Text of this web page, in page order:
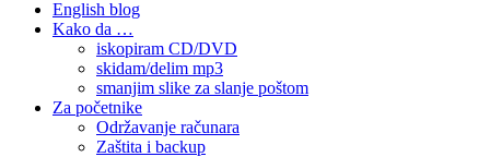
English blog
Kako da …
iskopiram CD/DVD
skidam/delim mp3
smanjim slike za slanje poštom
Za početnike
Održavanje računara
Zaštita i backup